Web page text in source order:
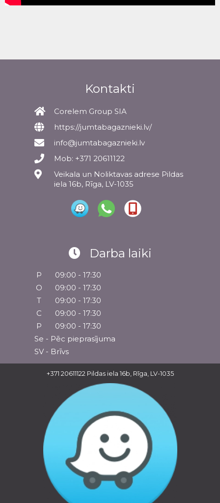
Kontakti
Corelem Group SIA
https://jumtabagaznieki.lv/
info@jumtabagaznieki.lv
Mob: +371 20611122
Veikala un Noliktavas adrese Pildas
iela 16b, Rīga, LV-1035
Darba laiki
P
09:00 - 17:30
O
09:00 - 17:30
T
09:00 - 17:30
C
09:00 - 17:30
P
09:00 - 17:30
Se - Pēc pieprasījuma
SV - Brīvs
Rekvizīti
Juridiskā adrese: Pildas iela 16b, Rīga, LV-
1035
Reģ.Nr.: 40103387734
Banka: Swedbank AS
Swift kods: HABALV22
LV27HABA0551036212832
+371 20611122 Pildas iela 16b, Rīga, LV-1035